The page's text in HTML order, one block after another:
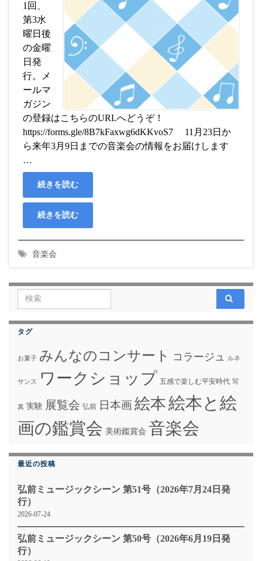
1回、
第3水
曜日後
の金曜
日発
行。メ
ールマ
ガジン
の登録はこちらのURLへどうぞ！
https://forms.gle/8B7kFaxwg6dKKvoS7 11月23日か
ら来年3月9日までの音楽会の情報をお届けします
…
続きを読む
続きを読む
音楽会
Search for:
タグ
お菓子 みんなのコンサート コラージュ ルネ
サンス ワークショップ 五感で楽しむ平安時代 写
真 実験 展覧会 弘前 日本画絵本絵本と絵
画の鑑賞会 美術鑑賞会 音楽会
最近の投稿
弘前ミュージックシーン 第51号（2026年7月24日発
行）
2026-07-24
弘前ミュージックシーン 第50号（2026年6月19日発
行）